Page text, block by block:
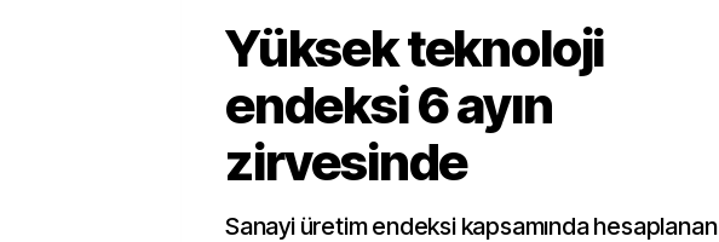
Yüksek teknoloji
endeksi 6 ayın
zirvesinde
Sanayi üretim endeksi kapsamında hesaplanan